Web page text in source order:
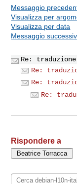
Messaggio
Visualizza per
Visualizza per data
Messaggio
Re: traduzione
Re:
Re:
Re:
Rispondere a